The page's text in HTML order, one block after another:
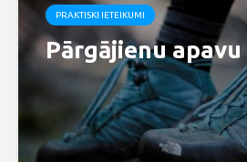
PRAKTISKI IETEIKUMI
Pārgājienu